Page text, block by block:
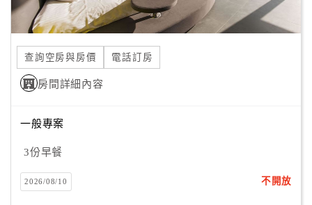
合
作
提
案
合
查詢空房與房價 電話訂房
房間詳細內容
一般專案
3份早餐
2026/08/10 不開放